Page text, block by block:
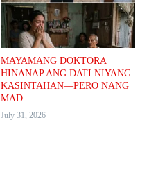
MAYAMANG DOKTORA
HINANAP ANG DATI NIYANG
KASINTAHAN—PERO NANG
MAD ...
July 31, 2026